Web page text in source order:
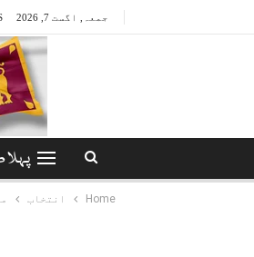
جمعہ, اگست 7, 2026
Home انتخاب